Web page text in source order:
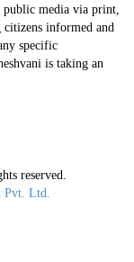
media via print,
informed and
specific
is taking an
reserved.
Pvt. Ltd.